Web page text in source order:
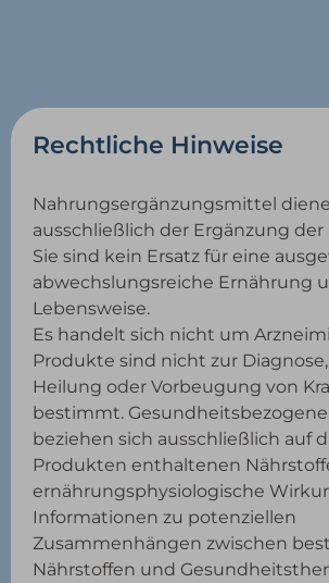
Rechtliche Hinweise
Nahrungsergänzungsmittel
ausschließlich der Ergänzung der
Sie sind kein Ersatz für eine
abwechslungsreiche Ernährung
Lebensweise.
Es handelt sich nicht um
Produkte sind nicht zur
Heilung oder Vorbeugung von
bestimmt. Gesundheitsbezogene
beziehen sich ausschließlich auf
Produkten enthaltenen
ernährungsphysiologische
Informationen zu potenziellen
Zusammenhängen zwischen
Nährstoffen und